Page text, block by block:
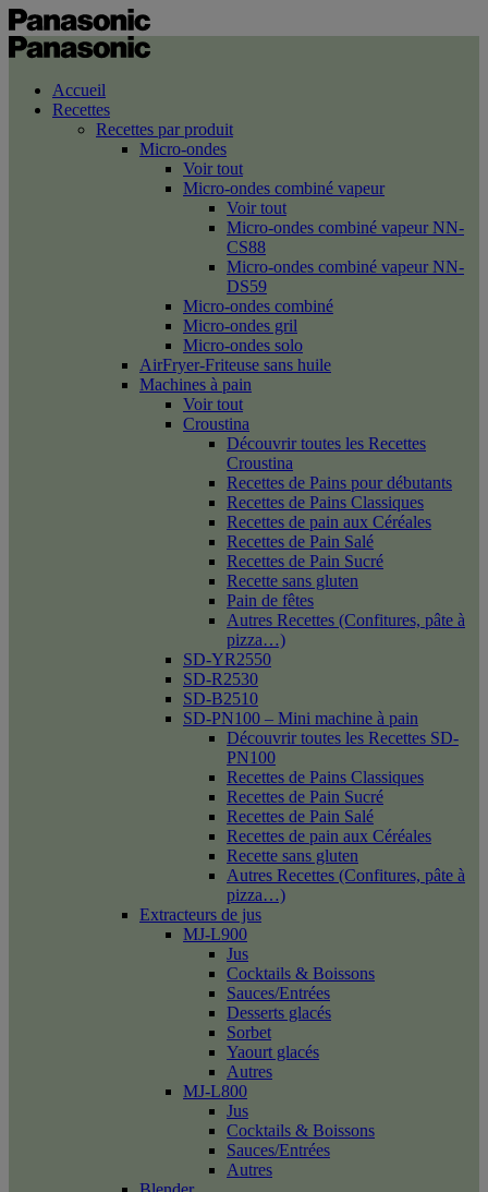
Accueil
Recettes
Recettes par produit
Micro-ondes
Voir tout
Micro-ondes combiné vapeur
Voir tout
Micro-ondes combiné vapeur NN-
CS88
Micro-ondes combiné vapeur NN-
DS59
Micro-ondes combiné
Micro-ondes gril
Micro-ondes solo
AirFryer-Friteuse sans huile
Machines à pain
Voir tout
Croustina
Découvrir toutes les Recettes
Croustina
Recettes de Pains pour débutants
Recettes de Pains Classiques
Recettes de pain aux Céréales
Recettes de Pain Salé
Recettes de Pain Sucré
Recette sans gluten
Pain de fêtes
Autres Recettes (Confitures, pâte à
pizza…)
SD-YR2550
SD-R2530
SD-B2510
SD-PN100 – Mini machine à pain
Découvrir toutes les Recettes SD-
PN100
Recettes de Pains Classiques
Recettes de Pain Sucré
Recettes de Pain Salé
Recettes de pain aux Céréales
Recette sans gluten
Autres Recettes (Confitures, pâte à
pizza…)
Extracteurs de jus
MJ-L900
Jus
Cocktails & Boissons
Sauces/Entrées
Desserts glacés
Sorbet
Yaourt glacés
Autres
MJ-L800
Jus
Cocktails & Boissons
Sauces/Entrées
Autres